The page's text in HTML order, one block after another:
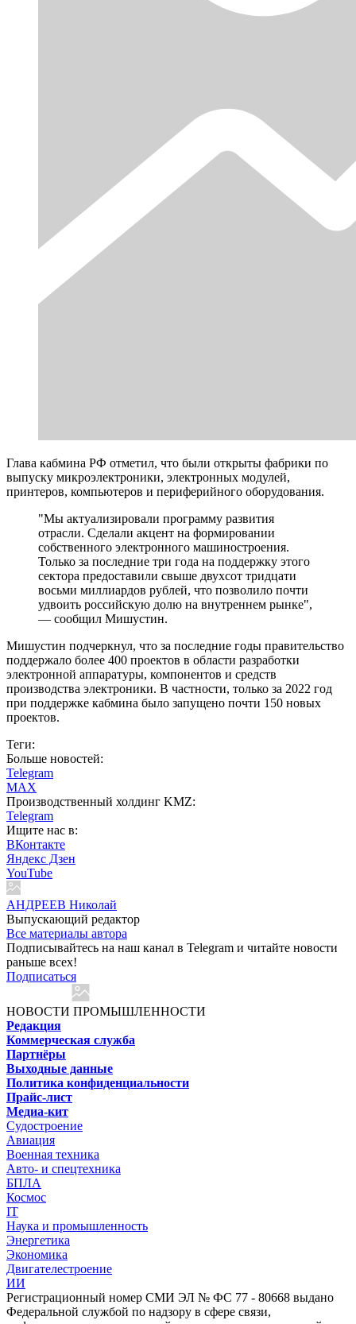
Глава кабмина РФ отметил, что были открыты фабрики по
выпуску микроэлектроники, электронных модулей,
принтеров, компьютеров и периферийного оборудования.
"Мы актуализировали программу развития
отрасли. Сделали акцент на формировании
собственного электронного машиностроения.
Только за последние три года на поддержку этого
сектора предоставили свыше двухсот тридцати
восьми миллиардов рублей, что позволило почти
удвоить российскую долю на внутреннем рынке",
— сообщил Мишустин.
Мишустин подчеркнул, что за последние годы правительство
поддержало более 400 проектов в области разработки
электронной аппаратуры, компонентов и средств
производства электроники. В частности, только за 2022 год
при поддержке кабмина было запущено почти 150 новых
проектов.
Теги:
Больше новостей:
Telegram
MAX
Производственный холдинг KMZ:
Telegram
Ищите нас в:
ВКонтакте
Яндекс Дзен
YouTube
АНДРЕЕВ Николай
Выпускающий редактор
Все материалы автора
Подписывайтесь на наш канал в Telegram и читайте новости
раньше всех!
Подписаться
НОВОСТИ ПРОМЫШЛЕННОСТИ
Редакция
Коммерческая служба
Партнёры
Выходные данные
Политика конфиденциальности
Прайс-лист
Медиа-кит
Судостроение
Авиация
Военная техника
Авто- и спецтехника
БПЛА
Космос
IT
Наука и промышленность
Энергетика
Экономика
Двигателестроение
ИИ
Регистрационный номер СМИ ЭЛ № ФС 77 - 80668 выдано
Федеральной службой по надзору в сфере связи,